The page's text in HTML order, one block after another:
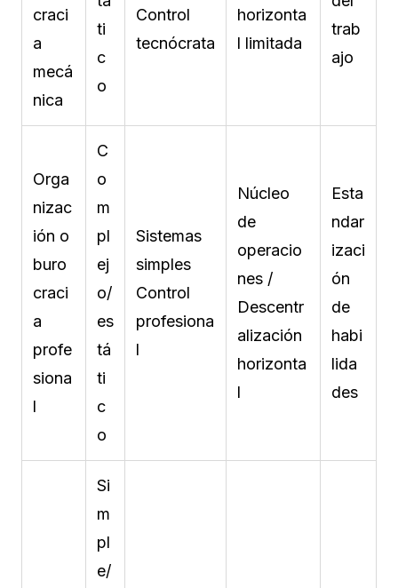
craci
a
mecá
nica
ti
c
o
Control
tecnócrata
horizonta
l limitada
trab
ajo
Orga
nizac
ión o
buro
craci
a
profe
siona
l
C
o
m
pl
ej
o/
es
tá
ti
c
o
Sistemas
simples
Control
profesiona
l
Núcleo
de
operacio
nes /
Descentr
alización
horizonta
l
Esta
ndar
izaci
ón
de
habi
lida
des
Si
m
pl
e/